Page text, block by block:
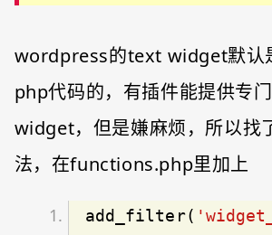
wordpress的text widget默认
php代码的，有插件能提供专
widget，但是嫌麻烦，所以找
法，在functions.php里加上
add_filter(